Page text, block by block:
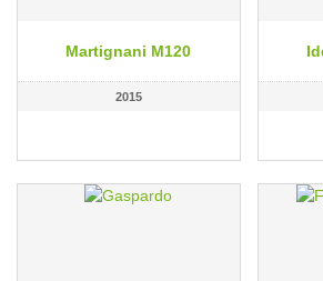
Martignani M120
2015